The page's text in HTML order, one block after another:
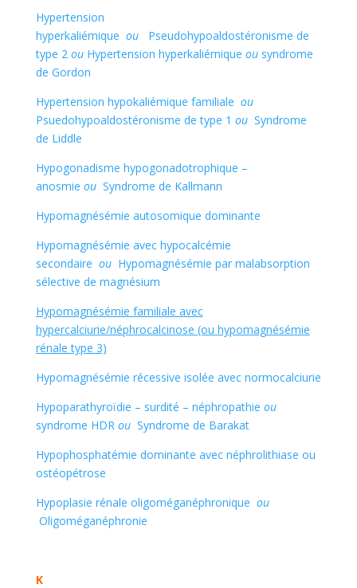
Hypertension
hyperkaliémique ou
Pseudohypoaldostéronisme de
type 2 ou Hypertension hyperkaliémique ousyndrome
de Gordon
Hypertension hypokaliémique familiale ou
Psuedohypoaldostéronisme de type 1 ouSyndrome
de Liddle
Hypogonadisme hypogonadotrophique –
anosmie ouSyndrome de Kallmann
Hypomagnésémie autosomique dominante
Hypomagnésémie avec hypocalcémie
secondaire ou Hypomagnésémie par malabsorption
sélective de magnésium
Hypomagnésémie familiale avec
hypercalciurie/néphrocalcinose (ou hypomagnésémie
rénale type 3)
Hypomagnésémie récessive isolée avec normocalciurie
Hypoparathyroïdie – surdité – néphropathie ou
syndrome HDR ou Syndrome de Barakat
Hypophosphatémie dominante avec néphrolithiase ou
ostéopétrose
Hypoplasie rénale oligoméganéphronique ou
Oligoméganéphronie
K